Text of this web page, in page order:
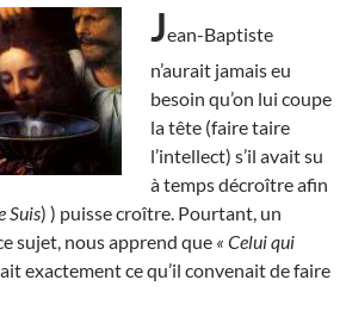
Jean-Baptiste
n’aurait jamais eu
besoin qu’on lui coupe
la tête (faire taire
l’intellect) s’il avait su
à temps décroître afin
Suis) ) puisse croître. Pourtant, un
sujet, nous apprend que « Celui qui
exactement ce qu’il convenait de faire